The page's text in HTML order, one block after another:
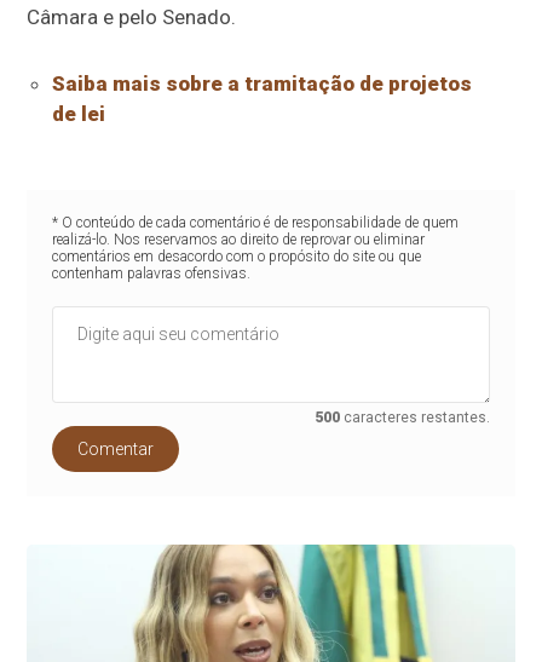
Câmara e pelo Senado.
Saiba mais sobre a tramitação de projetos
de lei
* O conteúdo de cada comentário é de responsabilidade de quem
realizá-lo. Nos reservamos ao direito de reprovar ou eliminar
comentários em desacordo com o propósito do site ou que
contenham palavras ofensivas.
500 caracteres restantes.
Comentar